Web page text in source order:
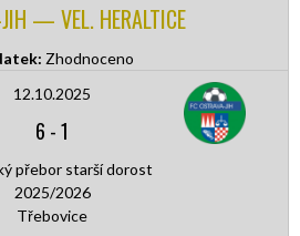
— VEL. HERALTICE
Zhodnoceno
12.10.2025
6 -1
přebor starší dorost
2025/2026
Třebovice